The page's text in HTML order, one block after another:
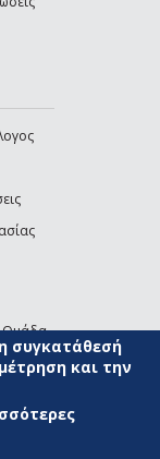
Ομάδα
(link sends e-mail)
συγκατάθεσή
και την